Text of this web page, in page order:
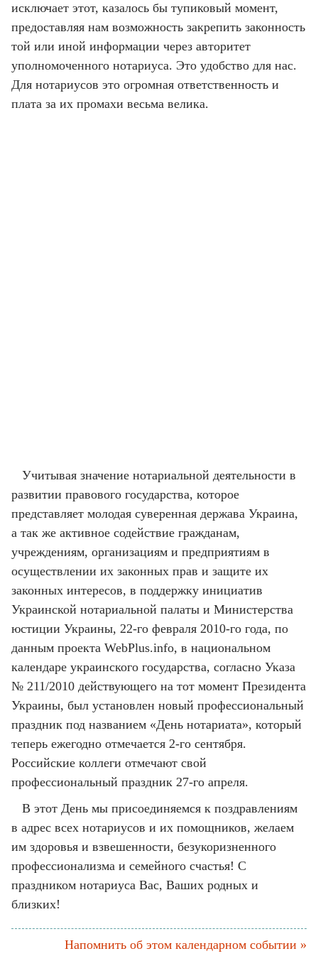
исключает этот, казалось бы тупиковый момент,
предоставляя нам возможность закрепить законность
той или иной информации через авторитет
уполномоченного нотариуса. Это удобство для нас.
Для нотариусов это огромная ответственность и
плата за их промахи весьма велика.
Учитывая значение нотариальной деятельности в
развитии правового государства, которое
представляет молодая суверенная держава Украина,
а так же активное содействие гражданам,
учреждениям, организациям и предприятиям в
осуществлении их законных прав и защите их
законных интересов, в поддержку инициатив
Украинской нотариальной палаты и Министерства
юстиции Украины, 22-го февраля 2010-го года, по
данным проекта WebPlus.info, в национальном
календаре украинского государства, согласно Указа
№ 211/2010 действующего на тот момент Президента
Украины, был установлен новый профессиональный
праздник под названием «День нотариата», который
теперь ежегодно отмечается 2-го сентября.
Российские коллеги отмечают свой
профессиональный праздник 27-го апреля.
В этот День мы присоединяемся к поздравлениям
в адрес всех нотариусов и их помощников, желаем
им здоровья и взвешенности, безукоризненного
профессионализма и семейного счастья! С
праздником нотариуса Вас, Ваших родных и
близких!
Напомнить об этом календарном событии »